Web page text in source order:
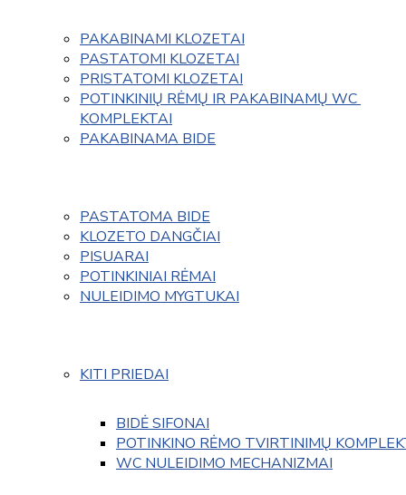
PAKABINAMI KLOZETAI
PASTATOMI KLOZETAI
PRISTATOMI KLOZETAI
POTINKINIŲ RĖMŲ IR PAKABINAMŲ WC
KOMPLEKTAI
PAKABINAMA BIDE
PASTATOMA BIDE
KLOZETO DANGČIAI
PISUARAI
POTINKINIAI RĖMAI
NULEIDIMO MYGTUKAI
KITI PRIEDAI
BIDĖ SIFONAI
POTINKINO RĖMO TVIRTINIMŲ
WC NULEIDIMO MECHANIZMAI